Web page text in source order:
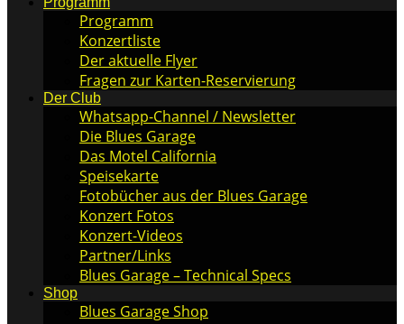
Programm
Konzertliste
Der aktuelle Flyer
Fragen zur Karten-Reservierung
Der Club
Whatsapp-Channel / Newsletter
Die Blues Garage
Das Motel California
Speisekarte
Fotobücher aus der Blues Garage
Konzert Fotos
Konzert-Videos
Partner/Links
Blues Garage – Technical Specs
Shop
Blues Garage Shop